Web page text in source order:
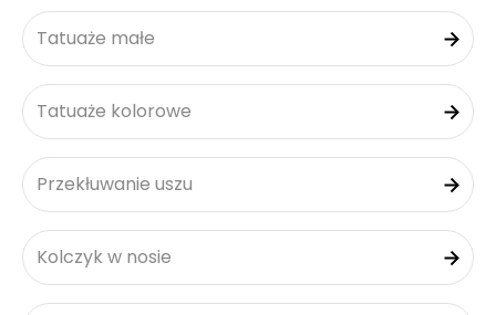
Tatuaże małe
Tatuaże kolorowe
Przekłuwanie uszu
Kolczyk w nosie